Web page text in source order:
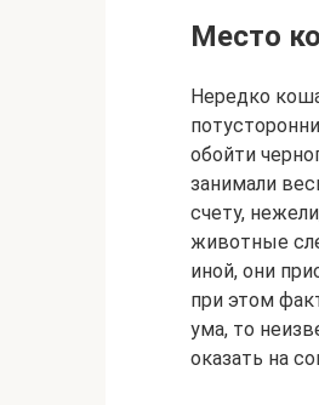
Место
Нередко
обойти
занимали
счету,
животные
иной, они
при этом
ума, то
оказать на